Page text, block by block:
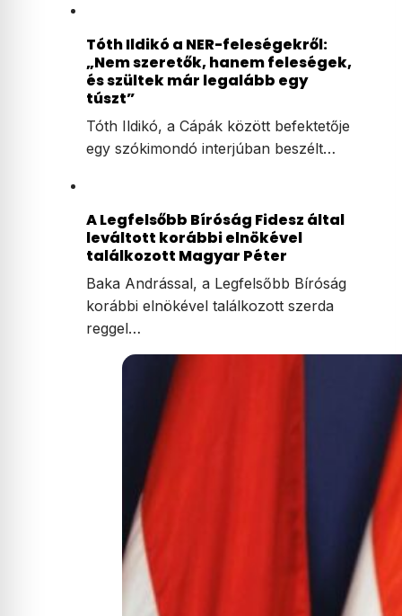
Tóth Ildikó a NER-feleségekről:
„Nem szeretők, hanem feleségek,
és szültek már legalább egy
túszt”
Tóth Ildikó, a Cápák között befektetője
egy szókimondó interjúban beszélt…
A Legfelsőbb Bíróság Fidesz által
leváltott korábbi elnökével
találkozott Magyar Péter
Baka Andrással, a Legfelsőbb Bíróság
korábbi elnökével találkozott szerda
reggel…